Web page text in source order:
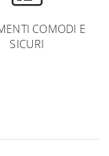
COMODI E
SICURI